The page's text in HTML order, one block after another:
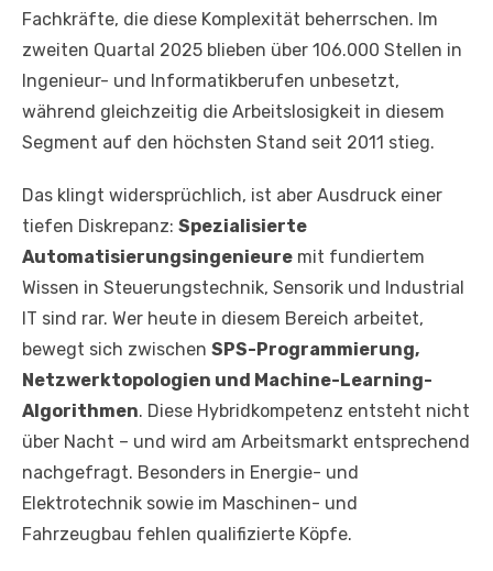
Fachkräfte, die diese Komplexität beherrschen. Im
zweiten Quartal 2025 blieben über 106.000 Stellen in
Ingenieur- und Informatikberufen unbesetzt,
während gleichzeitig die Arbeitslosigkeit in diesem
Segment auf den höchsten Stand seit 2011 stieg.
Das klingt widersprüchlich, ist aber Ausdruck einer
tiefen Diskrepanz: Spezialisierte
Automatisierungsingenieure mit fundiertem
Wissen in Steuerungstechnik, Sensorik und Industrial
IT sind rar. Wer heute in diesem Bereich arbeitet,
bewegt sich zwischen SPS-Programmierung,
Netzwerktopologien und Machine-Learning-
Algorithmen. Diese Hybridkompetenz entsteht nicht
über Nacht – und wird am Arbeitsmarkt entsprechend
nachgefragt. Besonders in Energie- und
Elektrotechnik sowie im Maschinen- und
Fahrzeugbau fehlen qualifizierte Köpfe.